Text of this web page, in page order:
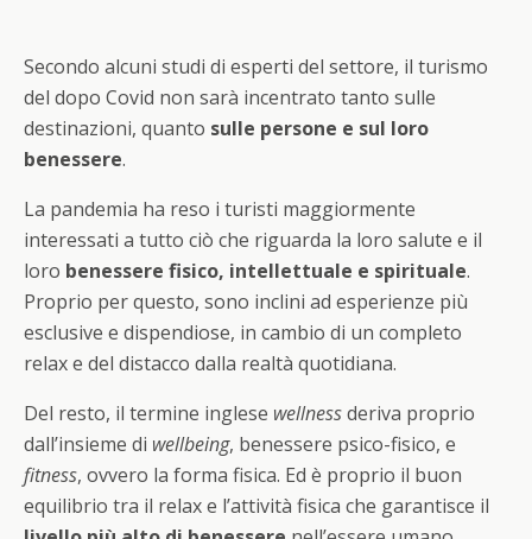
Secondo alcuni studi di esperti del settore, il turismo
del dopo Covid non sarà incentrato tanto sulle
destinazioni, quanto sulle persone e sul loro
benessere.
La pandemia ha reso i turisti maggiormente
interessati a tutto ciò che riguarda la loro salute e il
loro benessere fisico, intellettuale e spirituale.
Proprio per questo, sono inclini ad esperienze più
esclusive e dispendiose, in cambio di un completo
relax e del distacco dalla realtà quotidiana.
Del resto, il termine inglese wellnessderiva proprio
dall’insieme di wellbeing, benessere psico-fisico, e
fitness, ovvero la forma fisica. Ed è proprio il buon
equilibrio tra il relax e l’attività fisica che garantisce il